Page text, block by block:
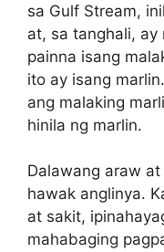
sa Gulf Stream,
at, sa tanghali, ay
painna isang
ito ay isang
ang malaking
hinila ng marlin.
Dalawang araw
hawak anglinya.
at sakit,
mahabaging